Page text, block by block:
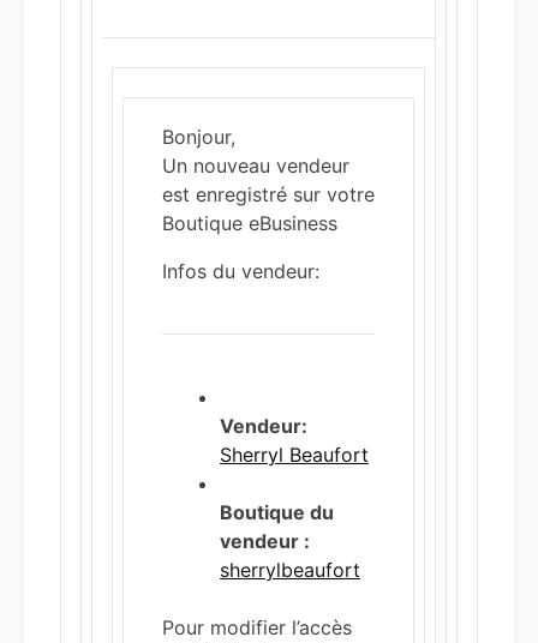
Bonjour,
Un nouveau vendeur
est enregistré sur votre
Boutique eBusiness
Infos du vendeur:
Vendeur:
Sherryl Beaufort
Boutique du
vendeur :
sherrylbeaufort
Pour modifier l’accès